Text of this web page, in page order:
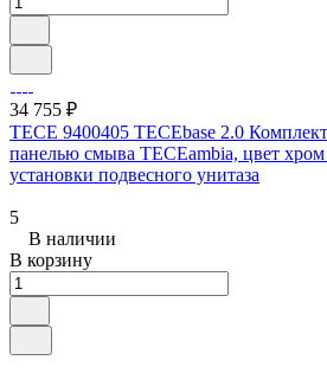
34 755 ₽
TECE 9400405 TECEbase 2.0
панелью смыва ТЕСЕambia, цвет хром
установки подвесного унитаза
5
В наличии
В корзину